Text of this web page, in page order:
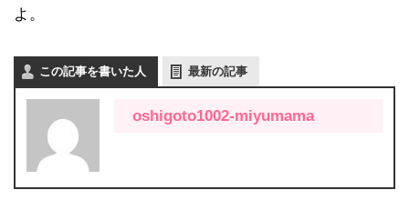
よ。
この記事を書いた人 最新の記事
oshigoto1002-miyumama